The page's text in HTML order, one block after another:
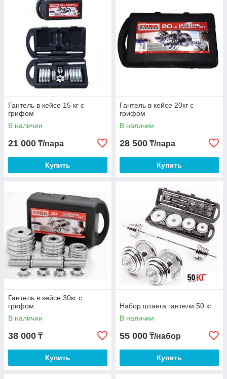
Гантель в кейсе 15 кг с
грифом
В наличии
21 000 ₸/пара
Купить
Гантель в кейсе 20кг с
грифом
В наличии
28 500 ₸/пара
Купить
Гантель в кейсе 30кг с
грифом
В наличии
38 000 ₸
Купить
Набор штанга гантели 50 кг
В наличии
55 000 ₸/набор
Купить